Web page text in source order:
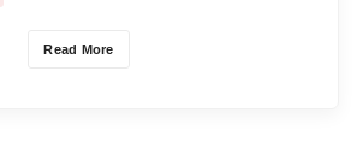
Read More